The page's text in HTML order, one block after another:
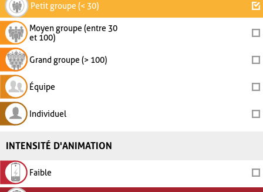
Petit groupe (< 30)
Moyen groupe (entre 30
et 100)
Grand groupe (> 100)
Équipe
Individuel
INTENSITÉ D'ANIMATION
Faible